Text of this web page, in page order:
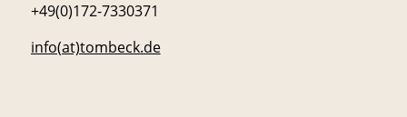
+49(0)172-7330371
info(at)tombeck.de